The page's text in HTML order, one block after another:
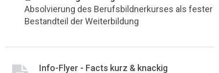
Absolvierung des Berufsbildnerkurses als fester
Bestandteil der Weiterbildung
Info-Flyer - Facts kurz & knackig